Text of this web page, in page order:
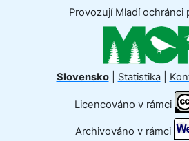
Provozují Mladí ochránci
Slovensko| Statistika|
Licencováno v rámci
Archivováno v rámci